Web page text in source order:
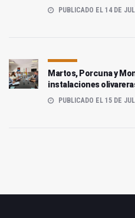
PUBLICADO EL 14 DE
Martos, Porcuna y
instalaciones
PUBLICADO EL 15 DE